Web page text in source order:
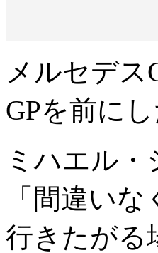
メルセデ
GPを前に
ミハエル
「間違い
行きたがる